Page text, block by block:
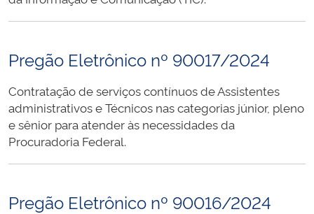
Pregão Eletrônico nº 90017/2024
Contratação de serviços contínuos de Assistentes
administrativos e Técnicos nas categorias júnior, pleno
e sênior para atender às necessidades da
Procuradoria Federal.
Pregão Eletrônico nº 90016/2024